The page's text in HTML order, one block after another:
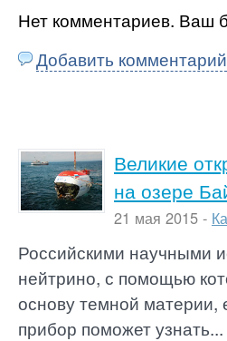
Нет комментариев. Ваш
Добавить комментарий
Великие
на озере
21 мая 2015 -
Российскими научными
нейтрино, с помощью
основу темной материи,
прибор поможет узнать...